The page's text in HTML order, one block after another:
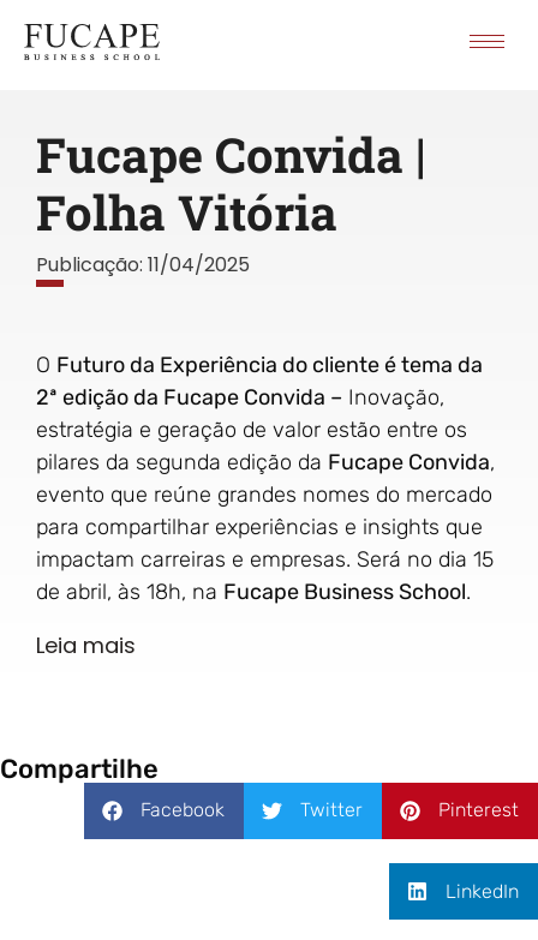
Fucape Convida |
Folha Vitória
Publicação: 11/04/2025
O Futuro da Experiência do cliente é tema da
2ª edição da Fucape Convida – Inovação,
estratégia e geração de valor estão entre os
pilares da segunda edição da Fucape Convida,
evento que reúne grandes nomes do mercado
para compartilhar experiências e insights que
impactam carreiras e empresas. Será no dia 15
de abril, às 18h, na Fucape Business School.
Leia mais
Compartilhe
Facebook Twitter Pinterest
LinkedIn